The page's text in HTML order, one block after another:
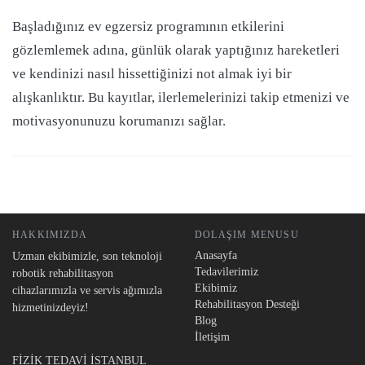
Başladığınız ev egzersiz programının etkilerini
gözlemlemek adına, günlük olarak yaptığınız hareketleri
ve kendinizi nasıl hissettiğinizi not almak iyi bir
alışkanlıktır. Bu kayıtlar, ilerlemelerinizi takip etmenizi ve
motivasyonunuzu korumanızı sağlar.
HAKKIMIZDA
Uzman ekibimizle, son teknoloji
robotik rehabilitasyon
cihazlarımızla ve servis ağımızla
hizmetinizdeyiz!
DOLAŞIM MENUSU
Anasayfa
Tedavilerimiz
Ekibimiz
Rehabilitasyon Desteği
Blog
İletişim
FİZİK TEDAVİ İSTANBUL